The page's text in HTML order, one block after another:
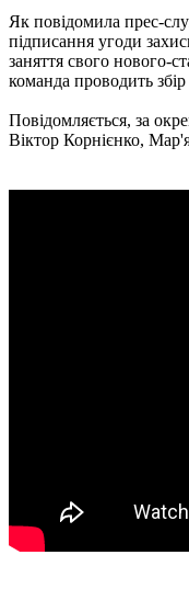
Як повідомила прес-
підписання угоди
заняття свого нового-
команда проводить
Повідомляється, за
Віктор Корнієнко,